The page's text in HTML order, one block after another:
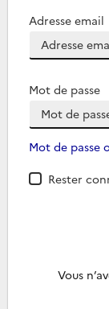
Adresse email
Mot de passe
Mot de passe
Rester
Vous